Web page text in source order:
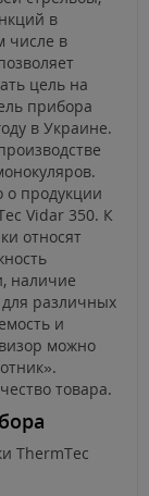
в
числе в
цель на
прибора
в Украине.
о продукции
Vidar 350. К
относят
наличие
различных
и
можно
товара.
ThermTec